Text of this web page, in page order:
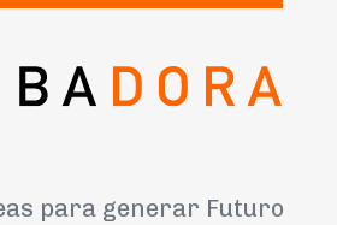
para generar Futuro